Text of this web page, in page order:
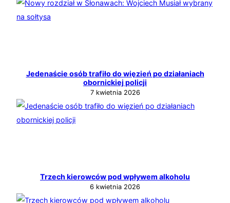
Jedenaście osób trafiło do więzień po działaniach
obornickiej policji
7 kwietnia 2026
Trzech kierowców pod wpływem alkoholu
6 kwietnia 2026